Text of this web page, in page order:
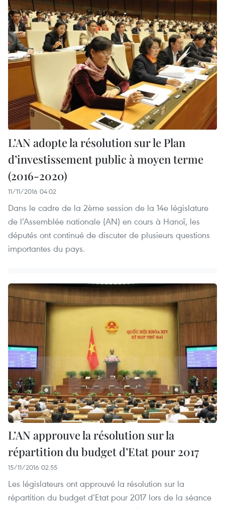
L’AN adopte la résolution sur le Plan
d’investissement public à moyen terme
(2016-2020)
11/11/2016 04:02
Dans le cadre de la 2ème session de la 14e législature
de l’Assemblée nationale (AN) en cours à Hanoï, les
députés ont continué de discuter de plusieurs questions
importantes du pays.
L’AN approuve la résolution sur la
répartition du budget d’Etat pour 2017
15/11/2016 02:55
Les législateurs ont approuvé la résolution sur la
répartition du budget d’Etat pour 2017 lors de la séance